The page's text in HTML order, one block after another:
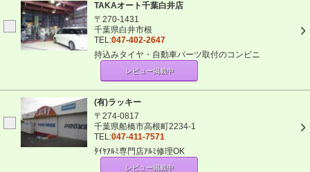
TAKAオート千葉白井店
〒270-1431
千葉県白井市根
TEL:047-402-2647
持込みタイヤ・自動車パーツ取付のコンビニ
レビュー掲載中
(有)ラッキー
〒274-0817
千葉県船橋市高根町2234-1
TEL:047-411-7571
ﾀｲﾔｱﾙﾐ専門店ｱﾙﾐ修理OK
レビュー掲載中